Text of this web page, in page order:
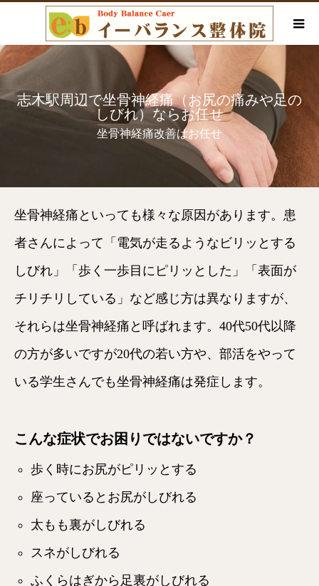
志木駅周辺で坐骨神経痛（お尻の痛みや足の
しびれ）ならお任せ
坐骨神経痛改善はお任せ
坐骨神経痛といっても様々な原因があります。患
者さんによって「電気が走るようなビリッとする
しびれ」「歩く一歩目にピリッとした」「表面が
チリチリしている」など感じ方は異なりますが、
それらは坐骨神経痛と呼ばれます。40代50代以降
の方が多いですが20代の若い方や、部活をやって
いる学生さんでも坐骨神経痛は発症します。
こんな症状でお困りではないですか？
歩く時にお尻がピリッとする
座っているとお尻がしびれる
太もも裏がしびれる
スネがしびれる
ふくらはぎから足裏がしびれる